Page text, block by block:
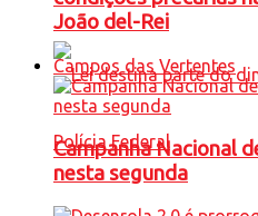
João del-Rei
Campos das Vertentes
Campanha Nacional
nesta segunda